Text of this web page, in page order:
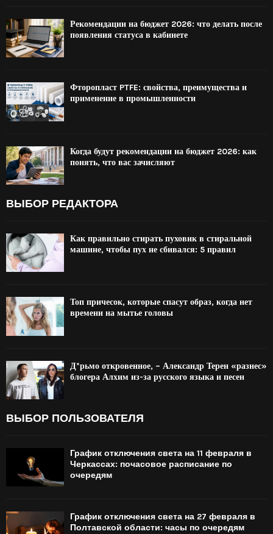
Рекомендации на бюджет 2026: что делать после
появления статуса в кабинете
Фторопласт PTFE: свойства, преимущества и
применение в промышленности
Когда будут рекомендации на бюджет 2026: как
понять, что вас зачисляют
ВЫБОР РЕДАКТОРА
Как правильно стирать пуховик в стиральной
машине, чтобы пух не сбивался: 5 правил
Топ причесок, которые спасут образ, когда нет
времени на мытье головы
Д*рьмо откровенное, – Александр Терен «разнес»
блогера Алхим из-за русского языка и песен
ВЫБОР ПОЛЬЗОВАТЕЛЯ
График отключения света на 11 февраля в
Черкассах: почасовое расписание по
очередям
График отключения света на 27 февраля в
Полтавской области: часы по очередям